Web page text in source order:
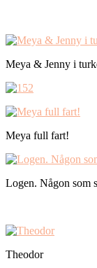
Meya & Jenny i
Meya full fart!
Logen. Någon som
Theodor